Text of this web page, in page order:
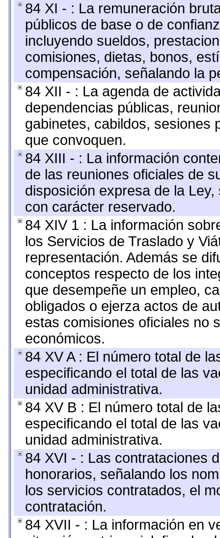
84 XI - : La remuneración
públicos de base o de
incluyendo sueldos,
comisiones, dietas, bonos,
compensación, señalando la
84 XII - : La agenda de
dependencias públicas,
gabinetes, cabildos, sesiones
que convoquen.
84 XIII - : La información
de las reuniones oficiales de
disposición expresa de la
con carácter reservado.
84 XIV 1 : La información
los Servicios de Traslado y
representación. Además se
conceptos respecto de los
que desempeñe un empleo,
obligados o ejerza actos de
estas comisiones oficiales no
económicos.
84 XV A : El número total de
especificando el total de las
unidad administrativa.
84 XV B : El número total de
especificando el total de las
unidad administrativa.
84 XVI - : Las contrataciones
honorarios, señalando los
los servicios contratados, el
contratación.
84 XVII - : La información en